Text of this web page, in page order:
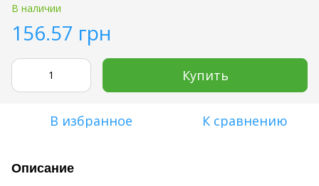
В наличии
156.57 грн
Купить
В избранное К сравнению
Описание